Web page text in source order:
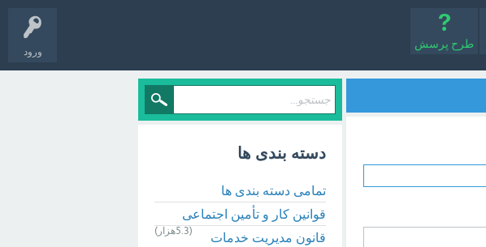
ورود
طرح پرسش
دسته بندی ها
تمامی دسته بندی ها
قوانین کار و تأمین اجتماعی
(5.3هزار)
قانون مدیریت خدمات